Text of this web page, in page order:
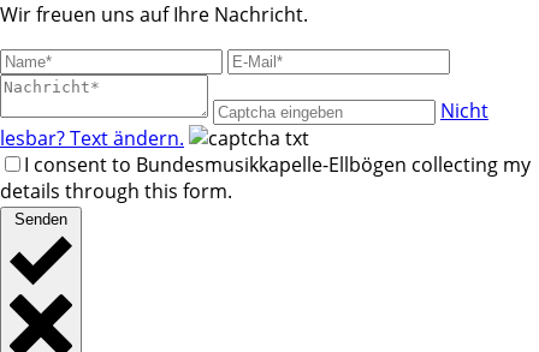
Wir freuen uns auf Ihre Nachricht.
Nicht
lesbar? Text ändern.
I consent to Bundesmusikkapelle-Ellbögen collecting my
details through this form.
Senden